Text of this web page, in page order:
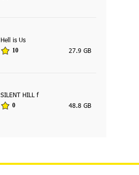
Hell is Us
10 27.9 GB
SILENT HILL f
0 48.8 GB